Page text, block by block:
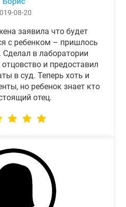
08-20
заявила что будет
с ребенком – пришлось
Сделал в лаборатории
и предоставил
в суд. Теперь хоть и
но ребенок знает кто
отец.